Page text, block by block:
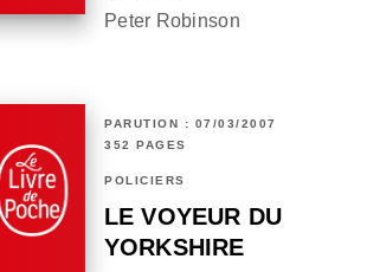
Peter Robinson
PARUTION : 07/03/2007
352 PAGES
POLICIERS
LE VOYEUR DU
YORKSHIRE